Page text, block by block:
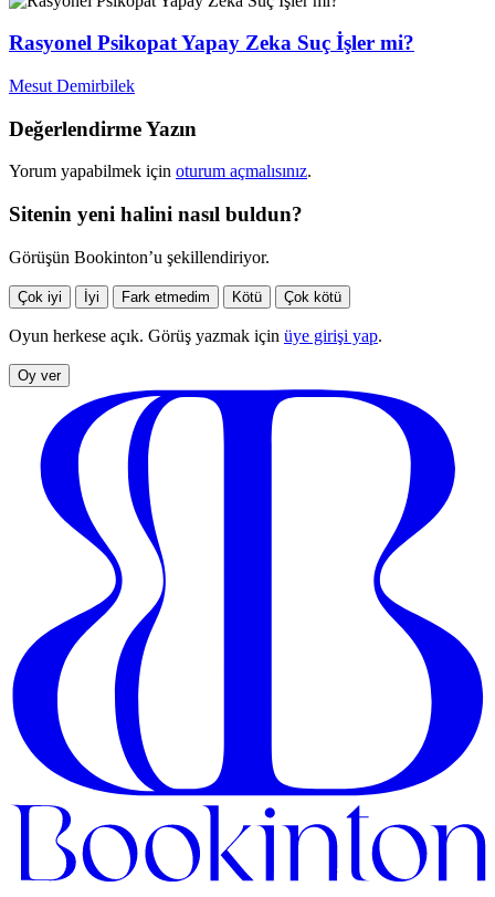
Rasyonel Psikopat Yapay Zeka Suç İşler mi?
Mesut Demirbilek
Değerlendirme Yazın
Yorum yapabilmek için oturum açmalısınız.
Sitenin yeni halini nasıl buldun?
Görüşün Bookinton’u şekillendiriyor.
Çok iyi İyi Fark etmedim Kötü Çok kötü
Oyun herkese açık. Görüş yazmak için üye girişi yap.
Oy ver